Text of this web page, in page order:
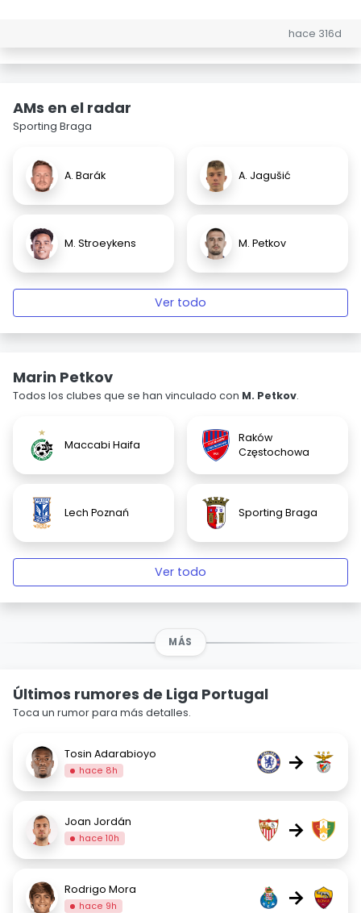
hace 316d
AMs en el radar
Sporting Braga
A. Barák A. Jagušić
M. Stroeykens M. Petkov
Ver todo
Marin Petkov
Todos los clubes que se han vinculado con M. Petkov.
Maccabi Haifa
Raków
Częstochowa
Lech Poznań Sporting Braga
Ver todo
MÁS
Últimos rumores de Liga Portugal
Toca un rumor para más detalles.
Tosin Adarabioyo
hace 8h →
Joan Jordán
hace 10h →
Rodrigo Mora
hace 9h →